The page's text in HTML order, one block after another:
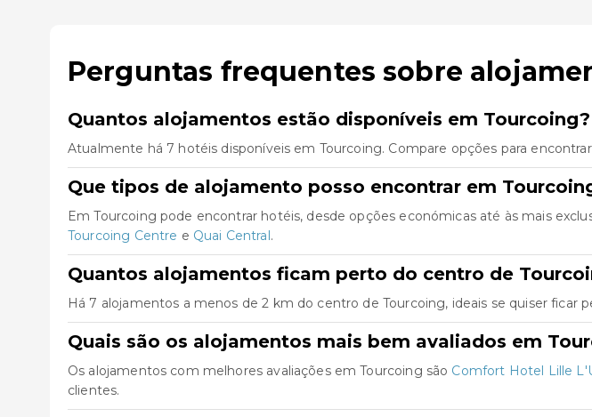
Perguntas frequentes sobre
Quantos alojamentos estão disponíveis em Tourcoing?
Atualmente há 7 hotéis disponíveis em Tourcoing. Compare opções para
Que tipos de alojamento posso encontrar em
Em Tourcoing pode encontrar hotéis, desde opções económicas até às mais
Tourcoing Centre e Quai Central.
Quantos alojamentos ficam perto do centro de
Há 7 alojamentos a menos de 2 km do centro de Tourcoing, ideais se quiser ficar
Quais são os alojamentos mais bem avaliados em
Os alojamentos com melhores avaliações em Tourcoing são Comfort Hotel Lille
clientes.